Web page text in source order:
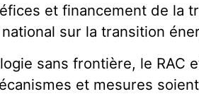
et financement de la
sur la transition
sans frontière, le RAC
et mesures